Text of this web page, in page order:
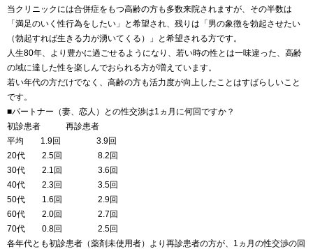
当クリニックには合併症をもつ高齢の方も多数来院されますが、その半数は
「満足のいく性行為をしたい」と希望され、残りは「男の象徴を勃起させたい
（勃起すれば生きる力が湧いてくる）」と希望される方です。
人生80年、より豊かに過ごせるようになり、若い時の性とは一味違った、高齢
の域に達した性を楽しんでおられる方が増えています。
若い年代の方だけでなく、高齢の方も活力度が向上したことはすばらしいこと
です。
■パートナー（妻、恋人）との性交渉は1ヵ月に何回ですか？
初診患者 再診患者
平均 1.9回 3.9回
20代 2.5回 8.2回
30代 2.1回 3.6回
40代 2.3回 3.5回
50代 1.6回 2.9回
60代 2.0回 2.7回
70代 0.8回 2.5回
各年代とも初診患者（薬剤未使用者）より再診患者の方が、1ヵ月の性交渉の回